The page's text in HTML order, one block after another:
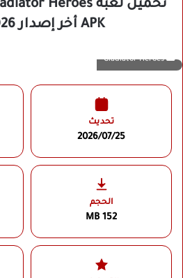
APK أخر إصدار 2026 مجانًا
Gladiator Heroes
تحديث
2026/07/25
الحجم
152 MB